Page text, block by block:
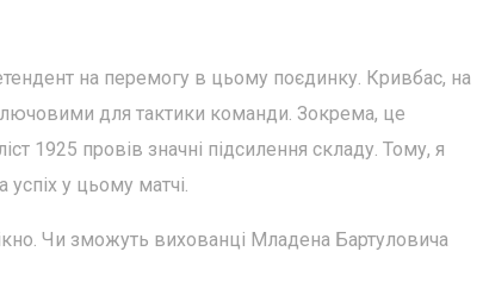
на перемогу в цьому поєдинку. Кривбас, на
для тактики команди. Зокрема, це
1925 провів значні підсилення складу. Тому, я
у цьому матчі.
Чи зможуть вихованці Младена Бартуловича